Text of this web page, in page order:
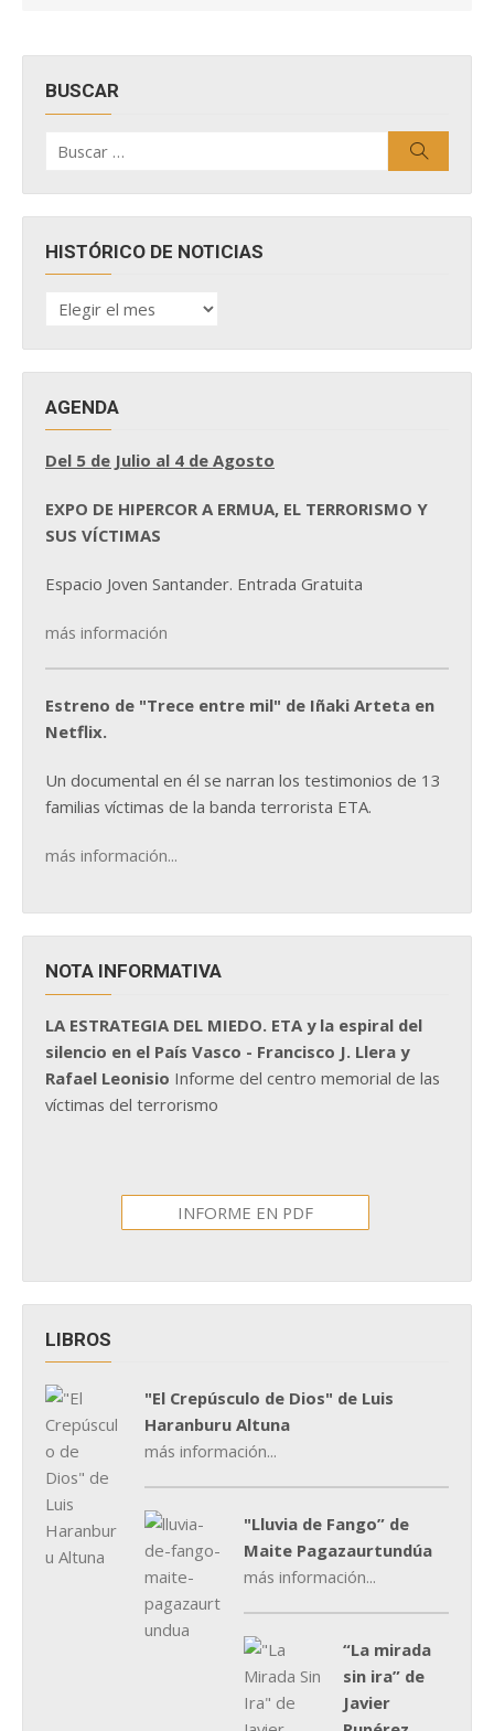
BUSCAR
por:
HISTÓRICO DE NOTICIAS
HISTÓRICO
DE
AGENDA
Del 5 de Julio al 4 de Agosto
EXPO DE HIPERCOR A ERMUA, EL TERRORISMO Y
SUS VÍCTIMAS
Espacio Joven Santander. Entrada Gratuita
más información
Estreno de "Trece entre mil" de Iñaki Arteta en
Netflix.
Un documental en él se narran los testimonios de 13
familias víctimas de la banda terrorista ETA.
más información...
NOTA INFORMATIVA
LA ESTRATEGIA DEL MIEDO. ETA y la espiral del
silencio en el País Vasco - Francisco J. Llera y
Rafael Leonisio Informe del centro memorial de las
víctimas del terrorismo
INFORME EN PDF
LIBROS
"El Crepúsculo de Dios" de Luis
Haranburu Altuna
más información...
"Lluvia de Fango” de
Maite Pagazaurtundúa
más información...
“La mirada
sin ira” de
Javier